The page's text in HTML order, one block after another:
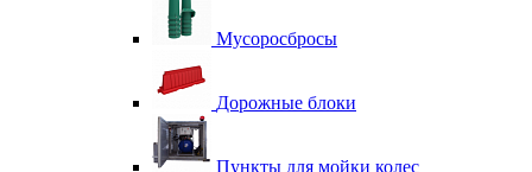
Мусоросбросы
Дорожные блоки
Пункты для мойки колес